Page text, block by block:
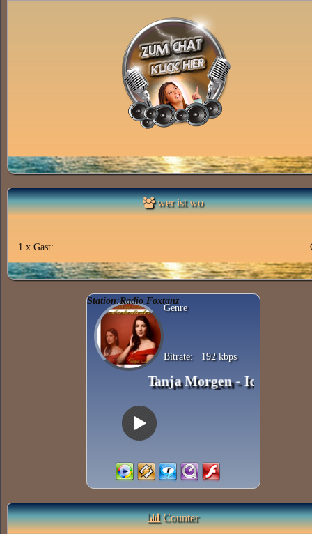
wer ist wo
1 x Gast:
Station:Radio Foxtanz
Tanja Morgen - Ich sing
Bitrate: 192 kbps
Genre
Counter